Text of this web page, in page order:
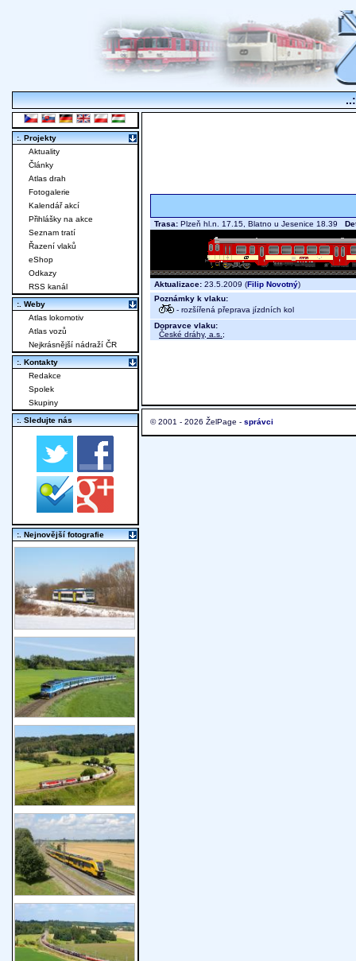
Trasa: Plzeň hl.n. 17.15, Blatno u Jesenice 18.39
Aktualizace: 23.5.2009 (Filip Novotný)
Poznámky k vlaku:
- rozšířená přeprava jízdních kol
Dopravce vlaku:
České dráhy, a.s. ;
© 2001 - 2026 ŽelPage - správci
:. Projekty
Aktuality
Články
Atlas drah
Fotogalerie
Kalendář akcí
Přihlášky na akce
Seznam tratí
Řazení vlaků
eShop
Odkazy
RSS kanál
:. Weby
Atlas lokomotiv
Atlas vozů
Nejkrásnější nádraží ČR
:. Kontakty
Redakce
Spolek
Skupiny
:. Sledujte nás
:. Nejnovější fotografie